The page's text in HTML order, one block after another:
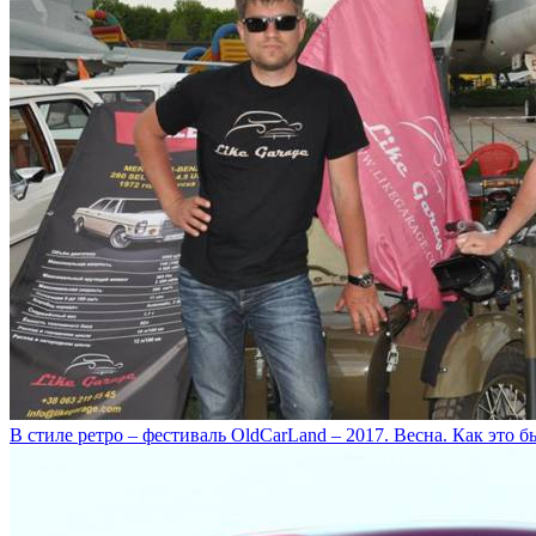
В стиле ретро – фестиваль OldCarLand – 2017. Весна. Как это